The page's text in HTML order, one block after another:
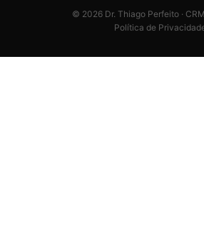
© 2026Dr. Thiago Perfeito ·
Política de